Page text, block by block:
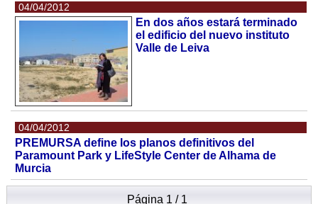
04/04/2012
En dos años estará terminado
el edificio del nuevo instituto
Valle de Leiva
04/04/2012
PREMURSA define los planos definitivos del
Paramount Park y LifeStyle Center de Alhama de
Murcia
Página 1 / 1